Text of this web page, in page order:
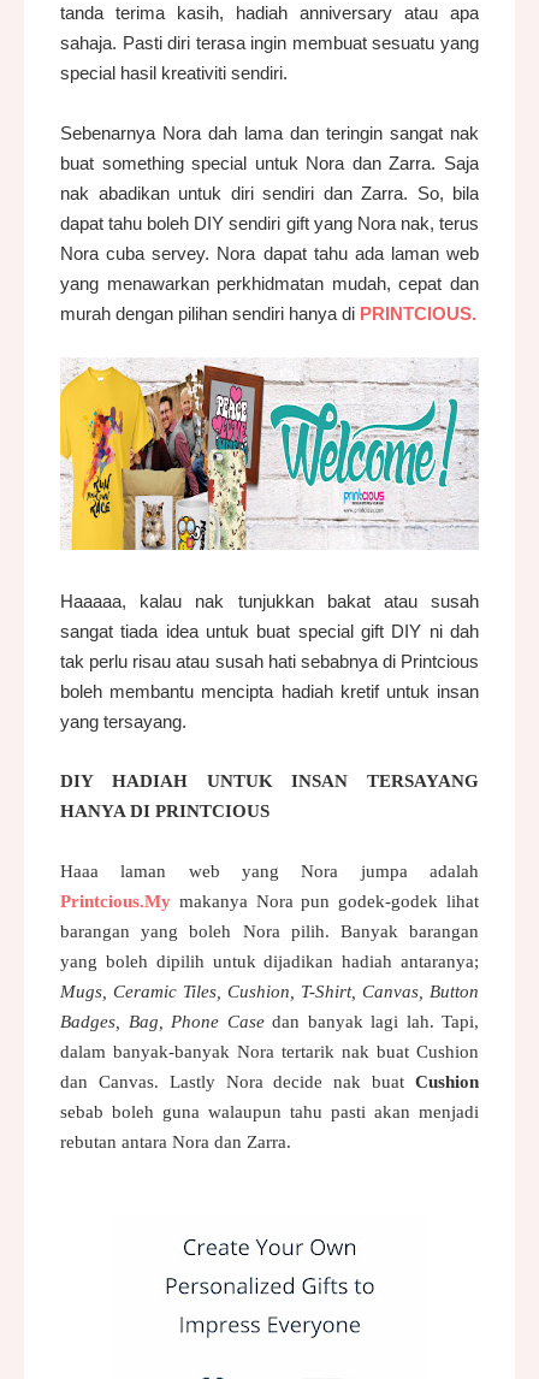
tanda terima kasih, hadiah anniversary atau apa
sahaja. Pasti diri terasa ingin membuat sesuatu yang
special hasil kreativiti sendiri.
Sebenarnya Nora dah lama dan teringin sangat nak
buat something special untuk Nora dan Zarra. Saja
nak abadikan untuk diri sendiri dan Zarra. So, bila
dapat tahu boleh DIY sendiri gift yang Nora nak, terus
Nora cuba servey. Nora dapat tahu ada laman web
yang menawarkan perkhidmatan mudah, cepat dan
murah dengan pilihan sendiri hanya di PRINTCIOUS.
Haaaaa, kalau nak tunjukkan bakat atau susah
sangat tiada idea untuk buat special gift DIY ni dah
tak perlu risau atau susah hati sebabnya di Printcious
boleh membantu mencipta hadiah kretif untuk insan
yang tersayang.
DIY HADIAH UNTUK INSAN TERSAYANG
HANYA DI PRINTCIOUS
Haaa laman web yang Nora jumpa adalah
Printcious.My makanya Nora pun godek-godek lihat
barangan yang boleh Nora pilih. Banyak barangan
yang boleh dipilih untuk dijadikan hadiah antaranya;
Mugs, Ceramic Tiles, Cushion, T-Shirt, Canvas, Button
Badges, Bag, Phone Casedan banyak lagi lah. Tapi,
dalam banyak-banyak Nora tertarik nak buat Cushion
dan Canvas. Lastly Nora decide nak buat Cushion
sebab boleh guna walaupun tahu pasti akan menjadi
rebutan antara Nora dan Zarra.